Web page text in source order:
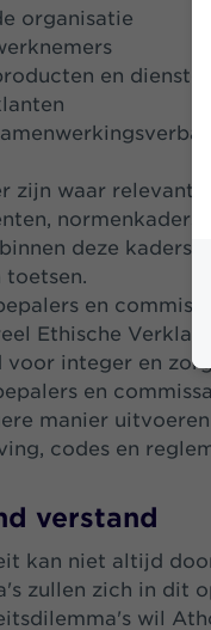
organisatie
en diensten
zijn waar relevant,
normenkaders
deze kaders
toetsen.
en
Ethische
voor integer en
en
manier
codes en
verstand
kan niet altijd
zullen zich in dit
wil